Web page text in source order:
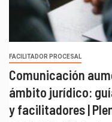
FACILITADOR PROCESAL
Comunicación
ámbito jurídico:
y facilitadores |